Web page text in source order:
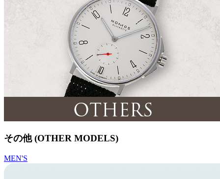
その他 (OTHER MODELS)
MEN'S